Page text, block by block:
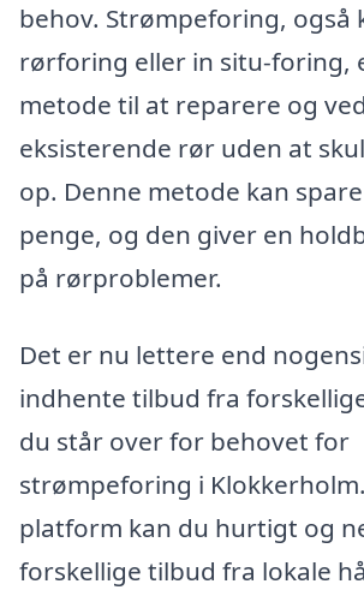
behov. Strømpeforing, også
rørforing eller in situ-foring,
metode til at reparere og
eksisterende rør uden at
op. Denne metode kan
penge, og den giver en
på rørproblemer.
Det er nu lettere end
indhente tilbud fra
du står over for behovet for
strømpeforing i
platform kan du hurtigt og
forskellige tilbud fra lokale